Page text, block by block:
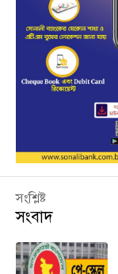
সংশ্লিষ্ট
সংবাদ